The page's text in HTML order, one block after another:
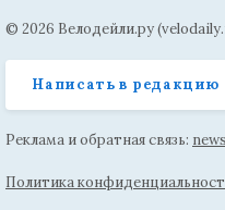
© 2026 Велодейли.ру
Написать в редакцию
Реклама и обратная связь:
Политика